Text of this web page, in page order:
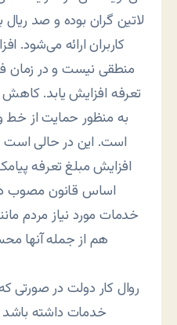
لاتین گران بوده و صد ریال
کاربران ارائه می‌شود.
منطقی نیست و در زمان
تعرفه افزایش یابد.
به منظور حمایت از خط
افزایش مبلغ تعرفه
اساس قانون مصوب
خدمات مورد نیاز مردم
هم از جمله آنها
روال کار دولت در صورتی
خدمات داشته باشد